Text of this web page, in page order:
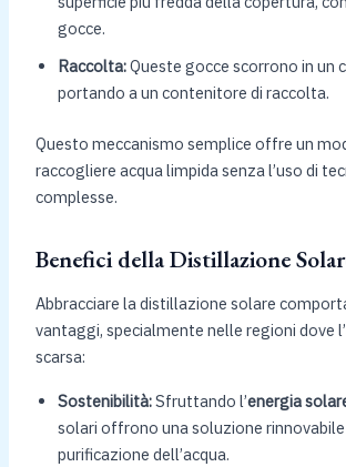
gocce.
Raccolta:Queste gocce scorrono in un
portando a un contenitore di raccolta.
Questo meccanismo semplice offre un
raccogliere acqua limpida senza l’uso di
complesse.
Benefici della Distillazione
Abbracciare la distillazione solare
vantaggi, specialmente nelle regioni dove
scarsa:
Sostenibilità:Sfruttando l’energia
solari offrono una soluzione
purificazione dell’acqua.